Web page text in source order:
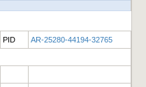
PID AR-25280-44194-32765